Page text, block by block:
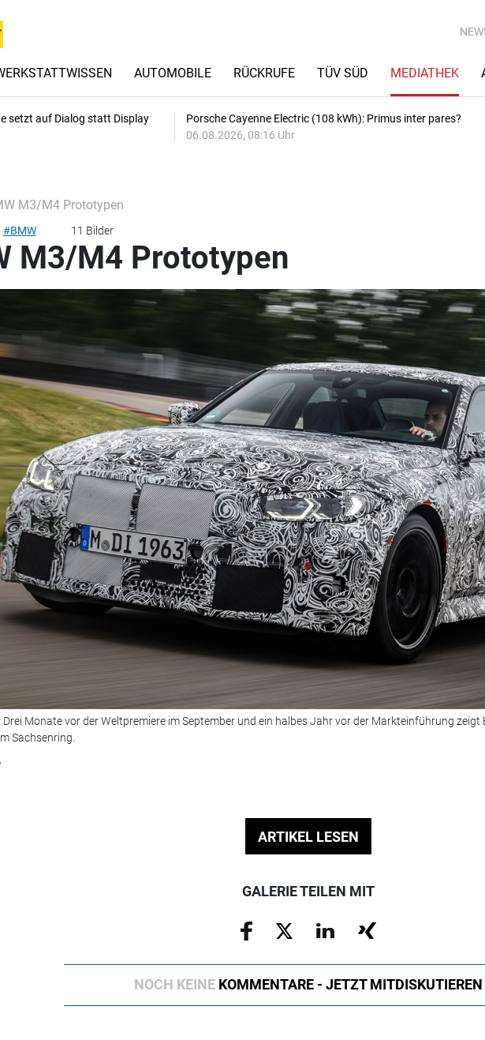
AUTOMOBILE RÜCKRUFE TÜV SÜD MEDIATHEK
setzt auf Dialog statt Display
Porsche Cayenne Electric (108 kWh): Primus inter pares?
06.08.2026, 08:16 Uhr
M3/M4 Prototypen
#BMW 11 Bilder
M3/M4 Prototypen
Drei Monate vor der Weltpremiere im September und ein halbes Jahr vor der Markteinführung zeigt
Sachsenring.
ARTIKEL LESEN
GALERIE TEILEN MIT
NOCH KEINE KOMMENTARE - JETZT MITDISKUTIEREN